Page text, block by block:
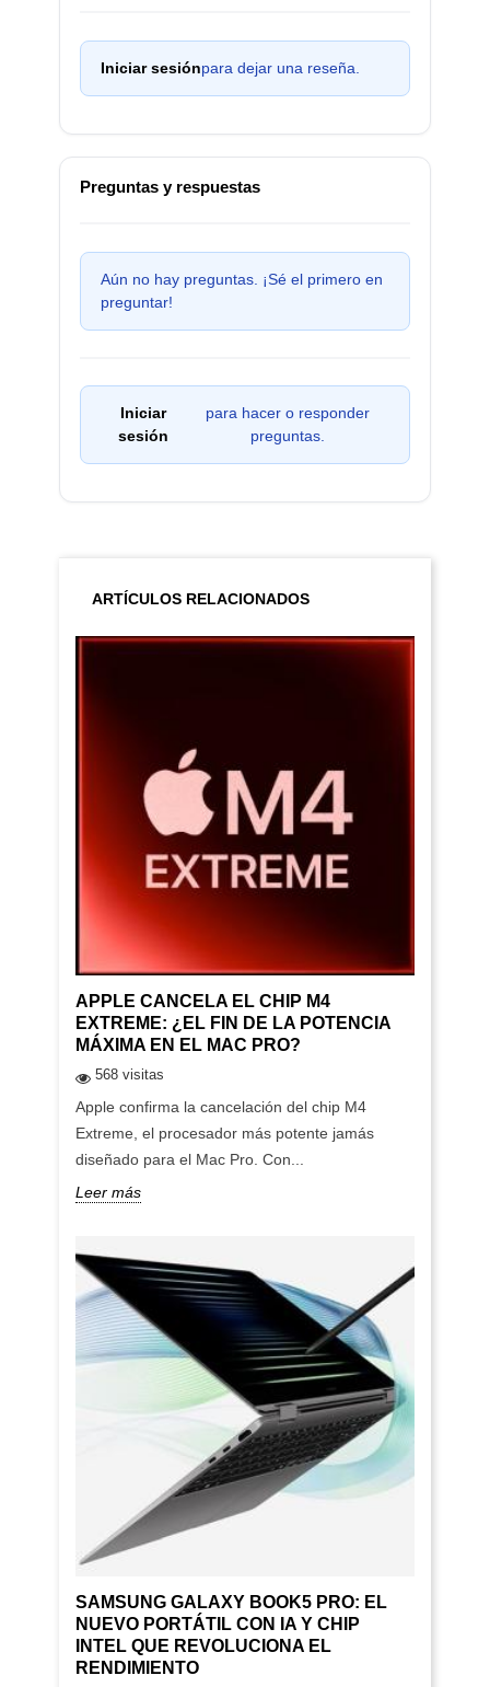
Iniciar sesiónpara dejar una reseña.
Preguntas y respuestas
Aún no hay preguntas. ¡Sé el primero en
preguntar!
Iniciar
sesión
para hacer o responder
preguntas.
ARTÍCULOS RELACIONADOS
APPLE CANCELA EL CHIP M4
EXTREME: ¿EL FIN DE LA POTENCIA
MÁXIMA EN EL MAC PRO?
568 visitas
Apple confirma la cancelación del chip M4
Extreme, el procesador más potente jamás
diseñado para el Mac Pro. Con...
Leer más
SAMSUNG GALAXY BOOK5 PRO: EL
NUEVO PORTÁTIL CON IA Y CHIP
INTEL QUE REVOLUCIONA EL
RENDIMIENTO